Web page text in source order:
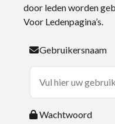
door leden worden
Voor Ledenpagina’s.
Gebruikersnaam
Wachtwoord